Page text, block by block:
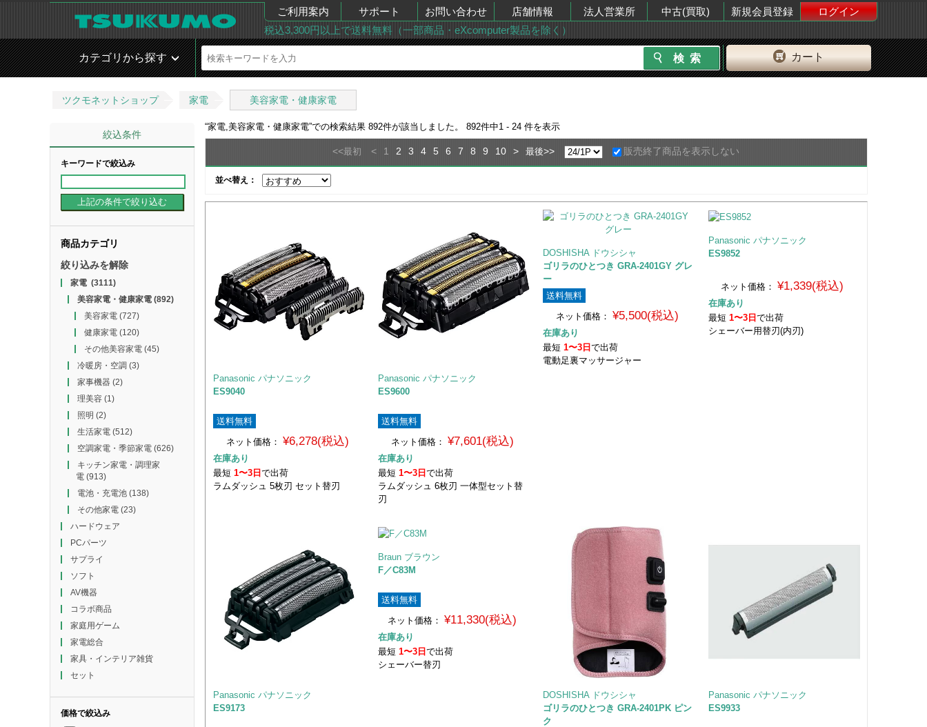
ご利用案内 サポート お問い合わせ 店舗情報 法人営業所 中古(買取) 新規会員登録
ログイン
税込3,300円以上で送料無料（一部商品・eXcomputer製品を除く）
カート
カテゴリから探す
ツクモネットショップ 家電 美容家電・健康家電
絞込条件
キーワードで絞込み
商品カテゴリ
絞り込みを解除
家電(3111)
美容家電・健康家電(892)
美容家電(727)
健康家電(120)
その他美容家電(45)
冷暖房・空調 (3)
家事機器(2)
理美容(1)
照明 (2)
生活家電(512)
空調家電・季節家電(626)
キッチン家電・調理家
電(913)
電池・充電池(138)
その他家電(23)
ハードウェア
PCパーツ
サプライ
ソフト
AV機器
コラボ商品
家庭用ゲーム
家電総合
家具・インテリア雑貨
セット
価格で絞込み
“家電,美容家電・健康家電”での検索結果 892件が該当しました。 892件中1 - 24 件を表示
<<最初 < 1 2 3 4 5 6 7 8 9 10 > 最後>> 販売終了商品を表示しない
並べ替え：
Panasonic パナソニック
ES9040
送料無料
ネット価格： ¥6,278(税込)
在庫あり
最短 1〜3日 で出荷
ラムダッシュ 5枚刃 セット替刃
Panasonic パナソニック
ES9600
送料無料
ネット価格： ¥7,601(税込)
在庫あり
最短1〜3日で出荷
ラムダッシュ 6枚刃 一体型セット替
刃
DOSHISHA ドウシシャ
ゴリラのひとつき GRA-2401GY グレ
ー
送料無料
ネット価格：
¥5,500(税込)
在庫あり
最短1〜3日で出荷
電動足裏マッサージャー
Panasonic パナソニック
ES9852
ネット価格： ¥1,339(税込)
在庫あり
最短 1〜3日 で出荷
シェーバー用替刃(内刃)
Panasonic パナソニック
ES9173
Braun ブラウン
F／C83M
送料無料
ネット価格：
¥11,330(税込)
在庫あり
最短1〜3日で出荷
シェーバー替刃
DOSHISHA ドウシシャ
ゴリラのひとつき GRA-2401PK ピン
ク
Panasonic パナソニック
ES9933